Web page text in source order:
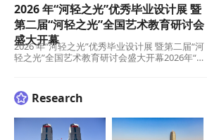
2026 年“河轻之光”优秀毕业设计展 暨
第二届“河轻之光”全国艺术教育研讨会
盛大开幕
2026 年“河轻之光”优秀毕业设计展 暨第二届“河
轻之光”全国艺术教育研讨会盛大开幕2026年“河
 Research